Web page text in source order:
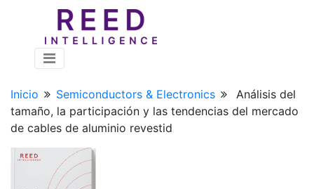
Inicio Semiconductors & Electronics
Análisis del
tamaño, la participación y las tendencias del mercado
de cables de aluminio revestid